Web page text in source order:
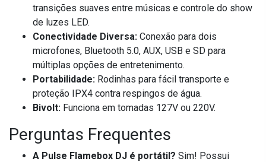
transições suaves entre músicas e controle do show
de luzes LED.
Conectividade Diversa: Conexão para dois
microfones, Bluetooth 5.0, AUX, USB e SD para
múltiplas opções de entretenimento.
Portabilidade: Rodinhas para fácil transporte e
proteção IPX4 contra respingos de água.
Bivolt: Funciona em tomadas 127V ou 220V.
Perguntas Frequentes
A Pulse Flamebox DJ é portátil? Sim! Possui